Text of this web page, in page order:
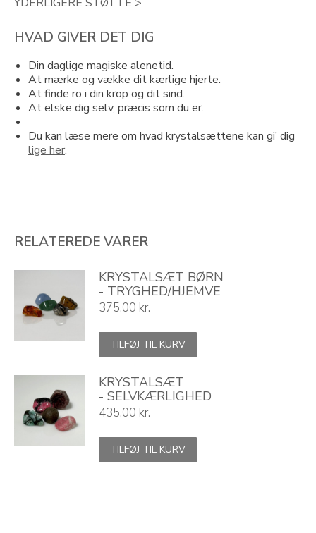
HVAD GIVER DET DIG
Din daglige magiske alenetid.
At mærke og vække dit kærlige hjerte.
At finde ro i din krop og dit sind.
At elske dig selv, præcis som du er.
Du kan læse mere om hvad krystalsættene kan gi’ dig
lige her.
RELATEREDE VARER
KRYSTALSÆT BØRN
- TRYGHED/HJEMVE
375,00 kr.
TILFØJ TIL KURV
KRYSTALSÆT
- SELVKÆRLIGHED
435,00 kr.
TILFØJ TIL KURV